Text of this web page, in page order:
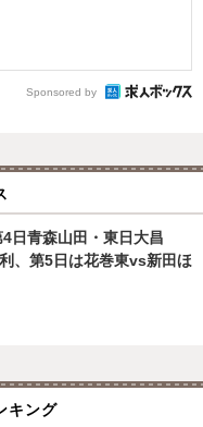
Sponsored by
4日青森山田・東日大昌
、第5日は花巻東vs新田ほ
キング